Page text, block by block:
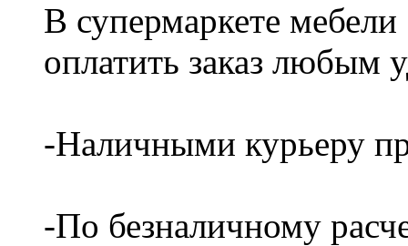
В супермаркете
оплатить заказ любым
-Наличными курьеру
-По безналичному